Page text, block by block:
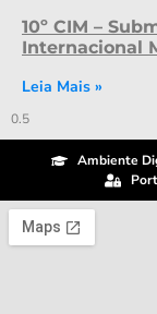
10º CIM –
Internacional
Leia Mais »
Ambiente